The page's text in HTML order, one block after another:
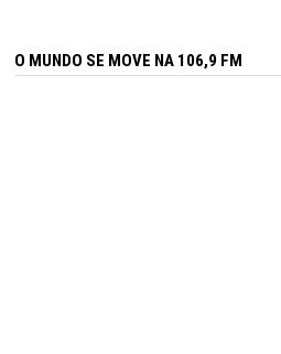
O MUNDO SE MOVE NA 106,9 FM